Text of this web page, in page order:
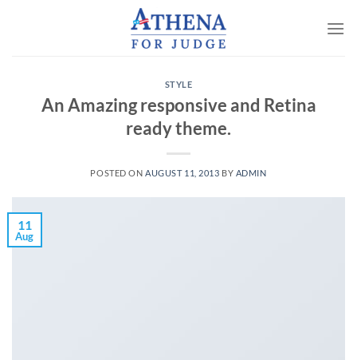
STYLE
An Amazing responsive and Retina
ready theme.
POSTED ON AUGUST 11, 2013 BY ADMIN
11
Aug